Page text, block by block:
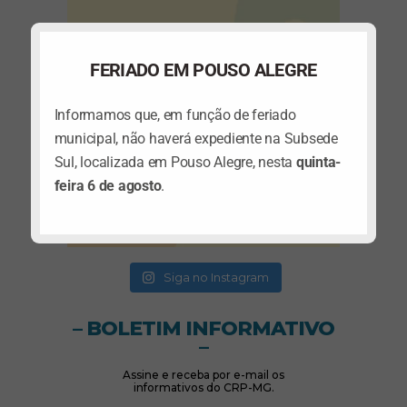
Siga no Instagram
– BOLETIM INFORMATIVO
–
Assine e receba por e-mail os
informativos do CRP-MG.
FERIADO EM POUSO ALEGRE
Informamos que, em função de feriado
municipal, não haverá expediente na Subsede
Sul, localizada em Pouso Alegre, nesta quinta-
feira 6 de agosto.